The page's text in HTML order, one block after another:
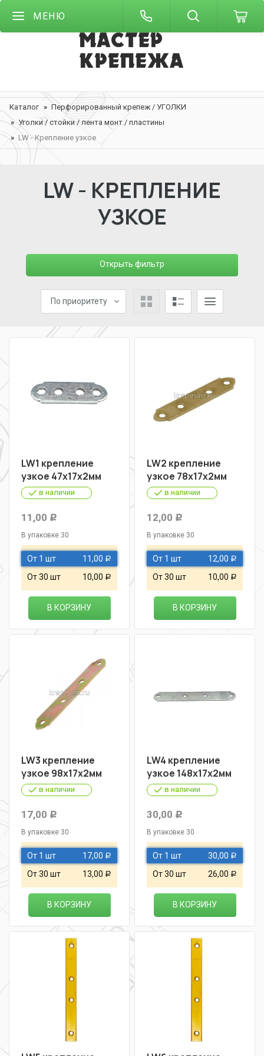
МЕНЮ
Каталог
Перфорированный крепеж / УГОЛКИ
Уголки / стойки / лента монт./ пластины
LW - Крепление узкое
LW - КРЕПЛЕНИЕ
УЗКОЕ
Открыть фильтр
По приоритету
LW1 крепление
узкое 47х17х2мм
в наличии
11,00 Р
В упаковке 30
От 1 шт 11,00 Р
От 30 шт 10,00 Р
В КОРЗИНУ
LW2 крепление
узкое 78х17х2мм
в наличии
12,00 Р
В упаковке 30
От 1 шт 12,00 Р
От 30 шт 10,00 Р
В КОРЗИНУ
LW3 крепление
узкое 98х17х2мм
в наличии
17,00 Р
В упаковке 30
От 1 шт 17,00 Р
От 30 шт 13,00 Р
В КОРЗИНУ
LW4 крепление
узкое 148х17х2мм
в наличии
30,00 Р
В упаковке 30
От 1 шт 30,00 Р
От 30 шт 26,00 Р
В КОРЗИНУ